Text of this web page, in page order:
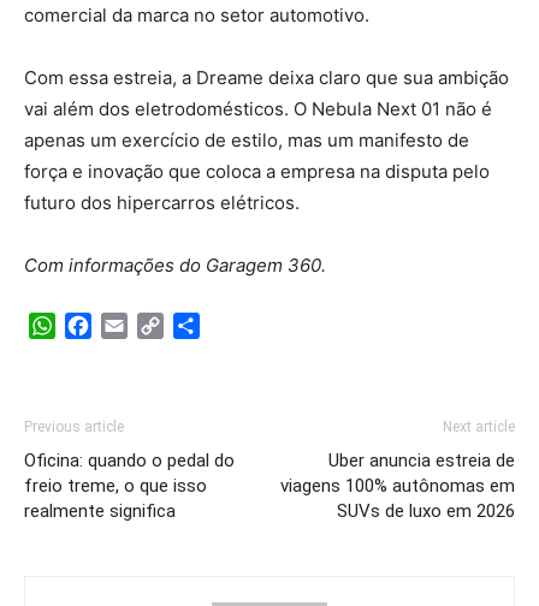
comercial da marca no setor automotivo.
Com essa estreia, a Dreame deixa claro que sua ambição
vai além dos eletrodomésticos. O Nebula Next 01 não é
apenas um exercício de estilo, mas um manifesto de
força e inovação que coloca a empresa na disputa pelo
futuro dos hipercarros elétricos.
Com informações do Garagem 360.
WhatsApp
Facebook
Email Copy
Previous article
Oficina: quando o pedal do
freio treme, o que isso
realmente significa
Next article
Uber anuncia estreia de
viagens 100% autônomas em
SUVs de luxo em 2026